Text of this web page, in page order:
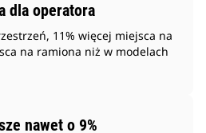
dla operatora
11% więcej miejsca na
na ramiona niż w modelach
nawet o 9%